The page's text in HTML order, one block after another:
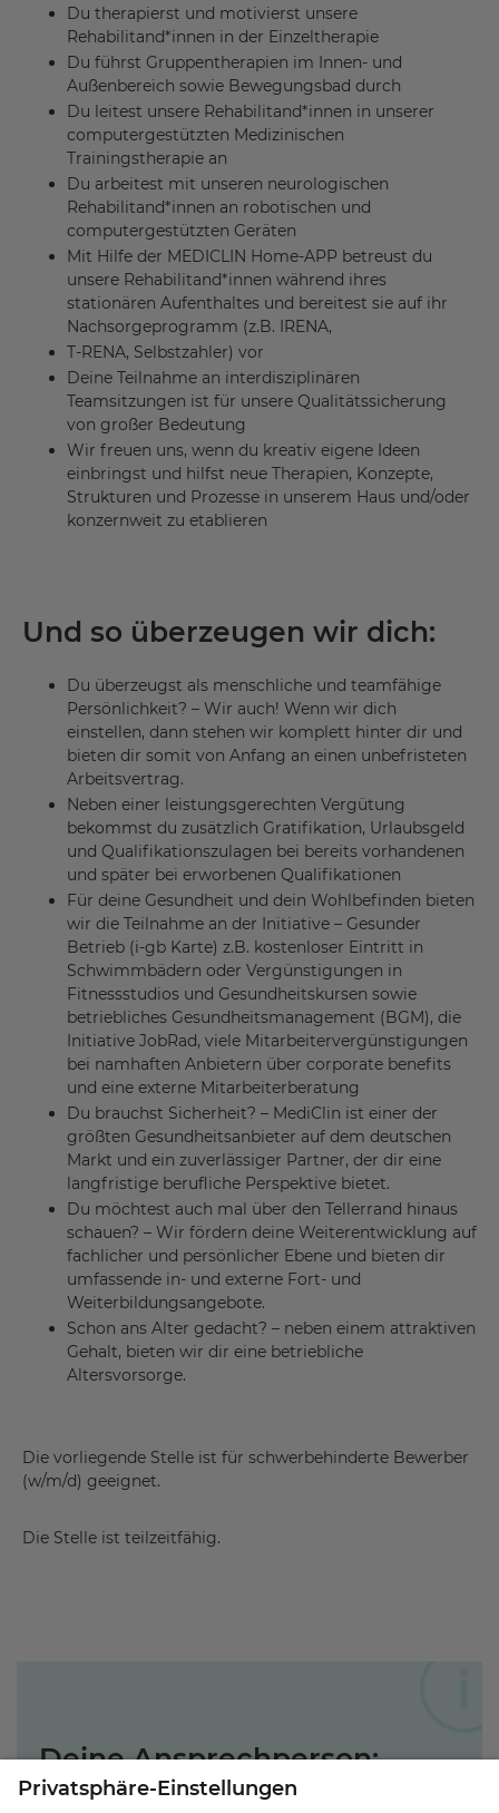
Du therapierst und motivierst unsere
Rehabilitand*innen in der Einzeltherapie
Du führst Gruppentherapien im Innen- und
Außenbereich sowie Bewegungsbad durch
Du leitest unsere Rehabilitand*innen in unserer
computergestützten Medizinischen
Trainingstherapie an
Du arbeitest mit unseren neurologischen
Rehabilitand*innen an robotischen und
computergestützten Geräten
Mit Hilfe der MEDICLIN Home-APP betreust du
unsere Rehabilitand*innen während ihres
stationären Aufenthaltes und bereitest sie auf ihr
Nachsorgeprogramm (z.B. IRENA,
T-RENA, Selbstzahler) vor
Deine Teilnahme an interdisziplinären
Teamsitzungen ist für unsere Qualitätssicherung
von großer Bedeutung
Wir freuen uns, wenn du kreativ eigene Ideen
einbringst und hilfst neue Therapien, Konzepte,
Strukturen und Prozesse in unserem Haus und/oder
konzernweit zu etablieren
Und so überzeugen wir dich:
Du überzeugst als menschliche und teamfähige
Persönlichkeit? – Wir auch! Wenn wir dich
einstellen, dann stehen wir komplett hinter dir und
bieten dir somit von Anfang an einen unbefristeten
Arbeitsvertrag.
Neben einer leistungsgerechten Vergütung
bekommst du zusätzlich Gratifikation, Urlaubsgeld
und Qualifikationszulagen bei bereits vorhandenen
und später bei erworbenen Qualifikationen
Für deine Gesundheit und dein Wohlbefinden bieten
wir die Teilnahme an der Initiative – Gesunder
Betrieb (i-gb Karte) z.B. kostenloser Eintritt in
Schwimmbädern oder Vergünstigungen in
Fitnessstudios und Gesundheitskursen sowie
betriebliches Gesundheitsmanagement (BGM), die
Initiative JobRad, viele Mitarbeitervergünstigungen
bei namhaften Anbietern über corporate benefits
und eine externe Mitarbeiterberatung
Du brauchst Sicherheit? – MediClin ist einer der
größten Gesundheitsanbieter auf dem deutschen
Markt und ein zuverlässiger Partner, der dir eine
langfristige berufliche Perspektive bietet.
Du möchtest auch mal über den Tellerrand hinaus
schauen? – Wir fördern deine Weiterentwicklung auf
fachlicher und persönlicher Ebene und bieten dir
umfassende in- und externe Fort- und
Weiterbildungsangebote.
Schon ans Alter gedacht? – neben einem attraktiven
Gehalt, bieten wir dir eine betriebliche
Altersvorsorge.
Die vorliegende Stelle ist für schwerbehinderte Bewerber
(w/m/d) geeignet.
Die Stelle ist teilzeitfähig.
Deine Ansprechperson: